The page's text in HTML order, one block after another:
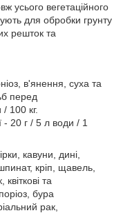
усього вегетаційного
для обробки грунту
решток та
в'янення, суха та
перед
100 кг.
- 20 г / 5 л води / 1
кавуни, дині,
кріп, щавель,
та
бура
рак,